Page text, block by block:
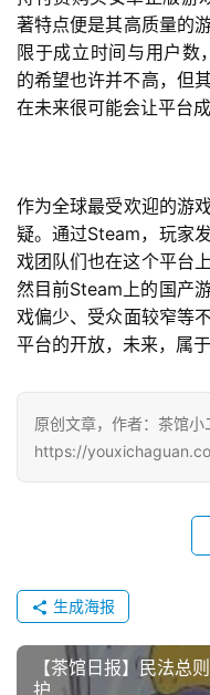
著特点便是其高质量的
限于成立时间与用户数
的希望也许并不高，但
在未来很可能会让平台
作为全球最受欢迎的游
疑。通过Steam，玩家
戏团队们也在这个平台
然目前Steam 上的国产
戏偏少、受众面较窄等
平台的开放，未来，属
原创文章，作者：茶馆小
https://
生成海报
【茶馆日报】民法总
护